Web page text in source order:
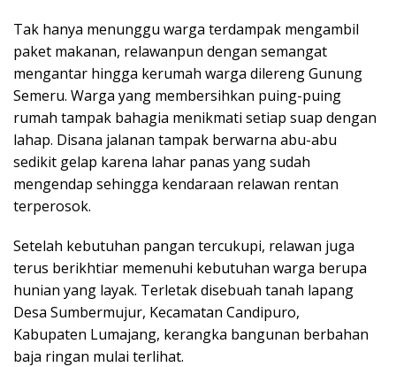
Tak hanya menunggu warga terdampak mengambil
paket makanan, relawanpun dengan semangat
mengantar hingga kerumah warga dilereng Gunung
Semeru. Warga yang membersihkan puing-puing
rumah tampak bahagia menikmati setiap suap dengan
lahap. Disana jalanan tampak berwarna abu-abu
sedikit gelap karena lahar panas yang sudah
mengendap sehingga kendaraan relawan rentan
terperosok.
Setelah kebutuhan pangan tercukupi, relawan juga
terus berikhtiar memenuhi kebutuhan warga berupa
hunian yang layak. Terletak disebuah tanah lapang
Desa Sumbermujur, Kecamatan Candipuro,
Kabupaten Lumajang, kerangka bangunan berbahan
baja ringan mulai terlihat.